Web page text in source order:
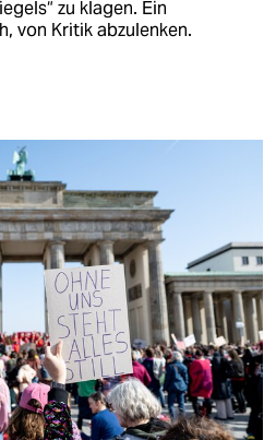
zu klagen. Ein
von Kritik abzulenken.